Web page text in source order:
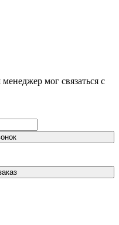
мог связаться с